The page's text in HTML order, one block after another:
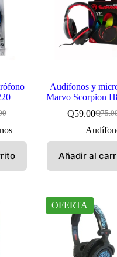
Audifonos y
Marvo Scorpion
Q
El
precio
Q59.00El
precio
Añadir al
OFERTA